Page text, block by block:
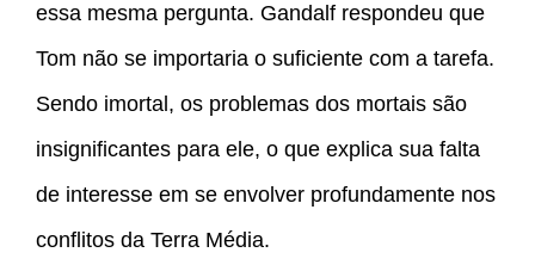
essa mesma pergunta. Gandalf respondeu que
Tom não se importaria o suficiente com a tarefa.
Sendo imortal, os problemas dos mortais são
insignificantes para ele, o que explica sua falta
de interesse em se envolver profundamente nos
conflitos da Terra Média.